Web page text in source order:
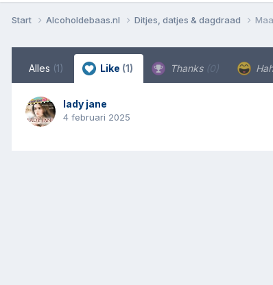
Start Alcoholdebaas.nl Ditjes, datjes & dagdraad
Alles (1) Like (1) Thanks (0)
lady jane
4 februari 2025